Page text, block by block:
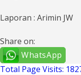
Laporan : Arimin JW
Share on:
WhatsApp
Total Page Visits: